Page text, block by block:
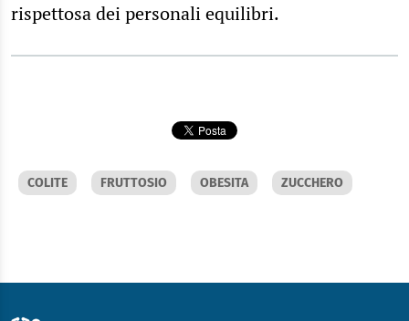
rispettosa dei personali equilibri.
COLITE FRUTTOSIO OBESITA ZUCCHERO